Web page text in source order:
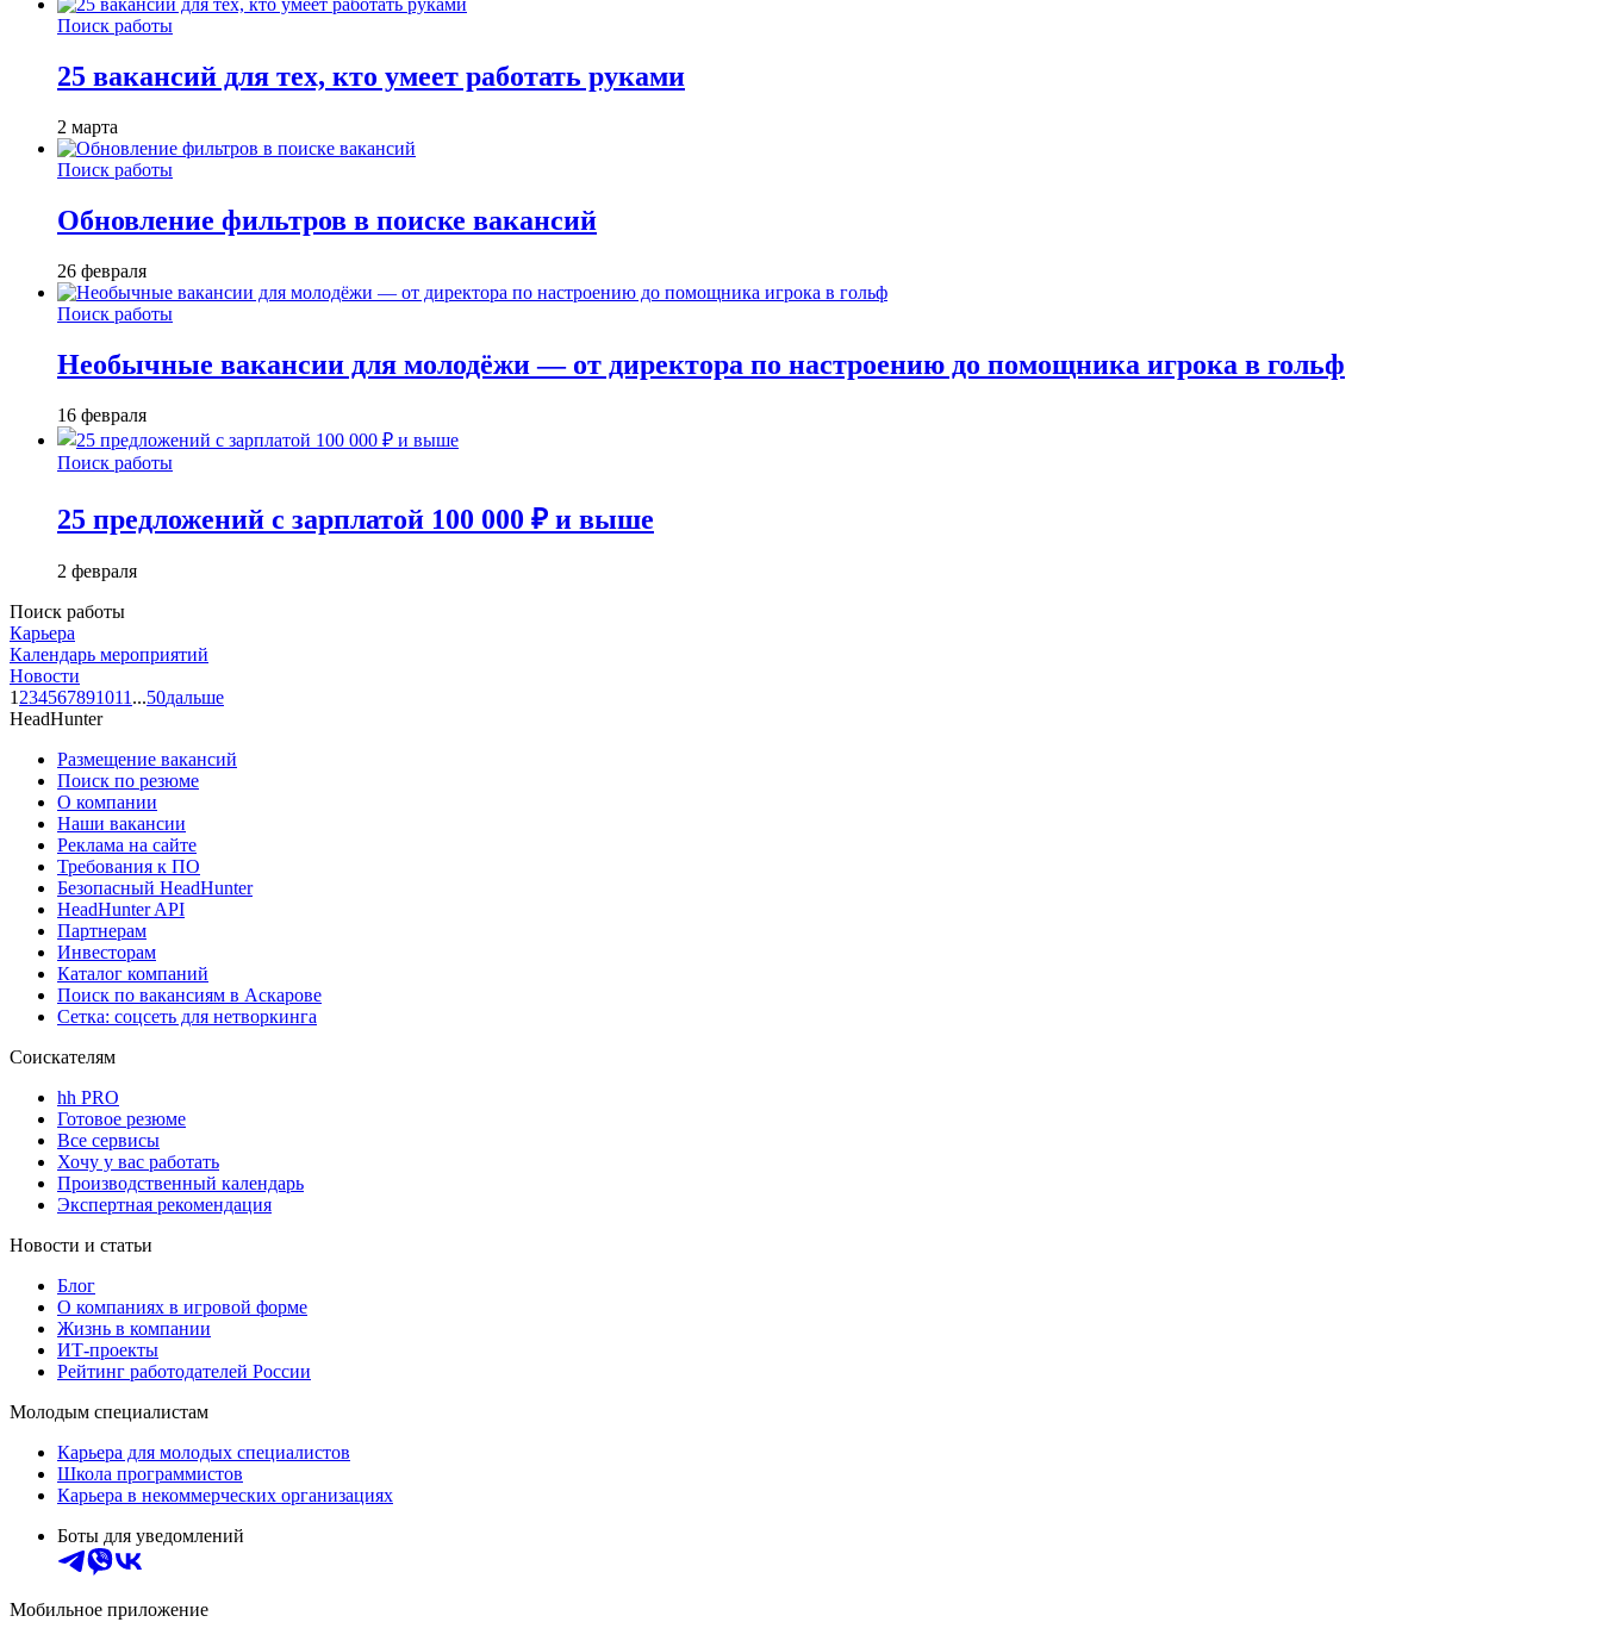
Поиск работы
25 вакансий для тех, кто умеет работать руками
2 марта
Поиск работы
Обновление фильтров в поиске вакансий
26 февраля
Поиск работы
Необычные вакансии для молодёжи — от директора по настроению до помощника игрока в гольф
16 февраля
Поиск работы
25 предложений с зарплатой 100 000 ₽ и выше
2 февраля
Поиск работы
Карьера
Календарь мероприятий
Новости
1 234567891011 ...50дальше
HeadHunter
Размещение вакансий
Поиск по резюме
О компании
Наши вакансии
Реклама на сайте
Требования к ПО
Безопасный HeadHunter
HeadHunter API
Партнерам
Инвесторам
Каталог компаний
Поиск по вакансиям в Аскарове
Сетка: соцсеть для нетворкинга
Соискателям
hh PRO
Готовое резюме
Все сервисы
Хочу у вас работать
Производственный календарь
Экспертная рекомендация
Новости и статьи
Блог
О компаниях в игровой форме
Жизнь в компании
ИТ-проекты
Рейтинг работодателей России
Молодым специалистам
Карьера для молодых специалистов
Школа программистов
Карьера в некоммерческих организациях
Боты для уведомлений
Мобильное приложение